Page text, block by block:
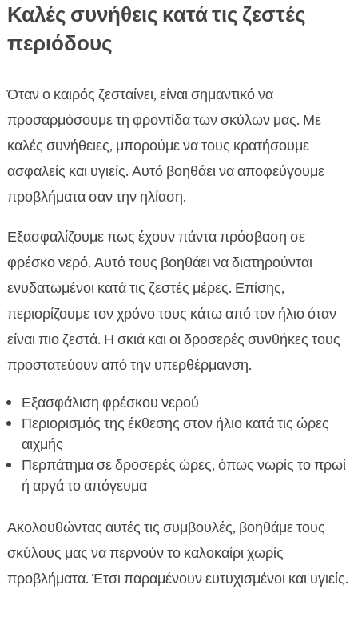
Καλές συνήθεις κατά τις ζεστές
περιόδους
Όταν ο καιρός ζεσταίνει, είναι σημαντικό να
προσαρμόσουμε τη φροντίδα των σκύλων μας. Με
καλές συνήθειες, μπορούμε να τους κρατήσουμε
ασφαλείς και υγιείς. Αυτό βοηθάει να αποφεύγουμε
προβλήματα σαν την ηλίαση.
Εξασφαλίζουμε πως έχουν πάντα πρόσβαση σε
φρέσκο νερό. Αυτό τους βοηθάει να διατηρούνται
ενυδατωμένοι κατά τις ζεστές μέρες. Επίσης,
περιορίζουμε τον χρόνο τους κάτω από τον ήλιο όταν
είναι πιο ζεστά. Η σκιά και οι δροσερές συνθήκες τους
προστατεύουν από την υπερθέρμανση.
Εξασφάλιση φρέσκου νερού
Περιορισμός της έκθεσης στον ήλιο κατά τις ώρες
αιχμής
Περπάτημα σε δροσερές ώρες, όπως νωρίς το πρωί
ή αργά το απόγευμα
Ακολουθώντας αυτές τις συμβουλές, βοηθάμε τους
σκύλους μας να περνούν το καλοκαίρι χωρίς
προβλήματα. Έτσι παραμένουν ευτυχισμένοι και υγιείς.